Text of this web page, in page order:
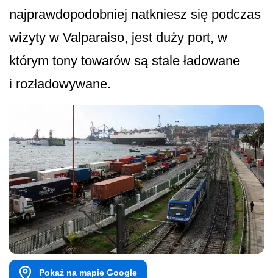
najprawdopodobniej natkniesz się podczas
wizyty w Valparaiso, jest duży port, w
którym tony towarów są stale ładowane
i rozładowywane.
Pokaż na mapie Google